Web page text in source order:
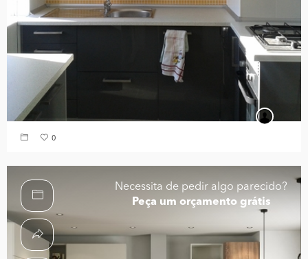
0
Necessita de pedir algo parecido?
Peça um orçamento grátis